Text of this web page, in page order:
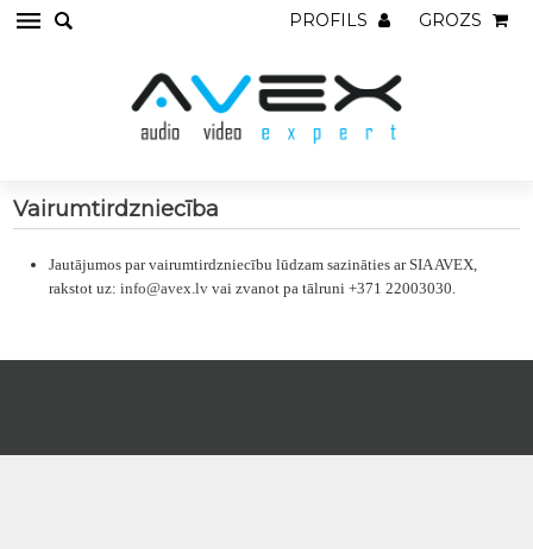
PROFILS GROZS
Vairumtirdzniecība
Jautājumos par vairumtirdzniecību lūdzam sazināties ar SIA AVEX,
rakstot uz:info@avex.lv vai zvanot pa tālruni +371 22003030.